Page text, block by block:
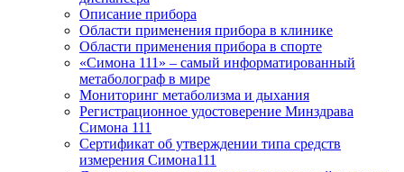
Описание прибора
Области применения прибора в клинике
Области применения прибора в спорте
«Симона 111» – самый информатированный
метаболограф в мире
Мониторинг метаболизма и дыхания
Регистрационное удостоверение Минздрава
Симона 111
Сертификат об утверждении типа средств
измерения Симона111